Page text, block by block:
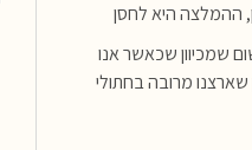
שמכיוון שכאשר אנו
שארצנו מרובה בחתולי